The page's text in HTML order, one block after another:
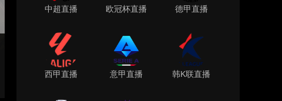
中超直播 欧冠杯直播 德甲直播
西甲直播 意甲直播 韩K联直播